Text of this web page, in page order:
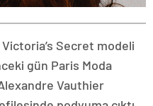
Secret modeli
gün Paris Moda
Vauthier